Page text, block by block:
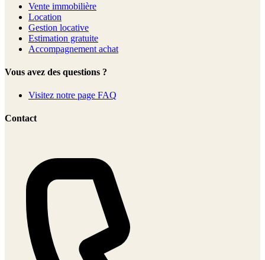
Vente immobilière
Location
Gestion locative
Estimation gratuite
Accompagnement achat
Vous avez des questions ?
Visitez notre page FAQ
Contact